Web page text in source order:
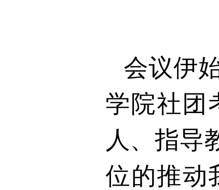
会议伊
学院社团
人、指导
位的推动